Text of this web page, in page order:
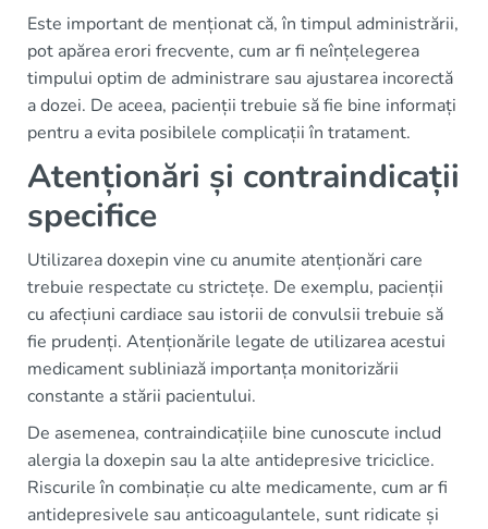
Este important de menționat că, în timpul administrării,
pot apărea erori frecvente, cum ar fi neînțelegerea
timpului optim de administrare sau ajustarea incorectă
a dozei. De aceea, pacienții trebuie să fie bine informați
pentru a evita posibilele complicații în tratament.
Atenționări și contraindicații
specifice
Utilizarea doxepin vine cu anumite atenționări care
trebuie respectate cu strictețe. De exemplu, pacienții
cu afecțiuni cardiace sau istorii de convulsii trebuie să
fie prudenți. Atenționările legate de utilizarea acestui
medicament subliniază importanța monitorizării
constante a stării pacientului.
De asemenea, contraindicațiile bine cunoscute includ
alergia la doxepin sau la alte antidepresive triciclice.
Riscurile în combinație cu alte medicamente, cum ar fi
antidepresivele sau anticoagulantele, sunt ridicate și